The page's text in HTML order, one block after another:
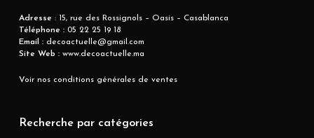
Adresse : 15, rue des Rossignols – Oasis – Casablanca
Téléphone :05 22 25 19 18
Email :decoactuelle@gmail.com
Site Web :www.decoactuelle.ma
Voir nos conditions générales de ventes
Recherche par catégories